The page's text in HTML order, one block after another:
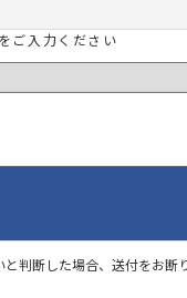
ご入力ください
判断した場合、送付をお断